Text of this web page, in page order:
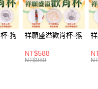
無法說明評估內容。
【繳款方式說明】
1.分期款項不併入電信帳
醒簡訊。
2.透過簡訊連結打開帳單
帳／街口支付／iPASS
付款後全家取貨(訂單門
每筆NT$120，滿
付款後萊爾富取貨(訂
每筆NT$120，滿
-狗 祥願盛溢歡肖杯-猴
NT$588
NT$980